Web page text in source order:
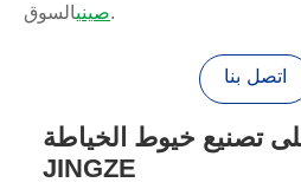
صينيالسوق.
اتصل بنا
تصنيع خيوط الخياطة
JINGZE